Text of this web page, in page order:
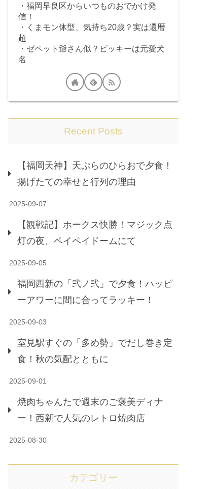
・福岡早良区からいつものおでかけ発
信！
・くまモン体型、気持ち20歳？実は還暦
超
・ゼペット爺さん似？ビッキーは元愛犬
名
Recent Posts
【福岡天神】天ぷらのひらおで夕食！
揚げたての幸せと行列の理由
2025-09-07
【観戦記】ホークス快勝！マジック点
灯の夜、ペイペイドームにて
2025-09-05
福岡西新の「弐ノ弐」で夕食！ハッピ
ーアワーに間に合ってラッキー！
2025-09-03
室見駅すぐの「多め勢」でだし巻き定
食！秋の気配とともに
2025-09-01
焼肉ちゃんたで週末のご褒美ディナ
ー！西新で人気のレトロ焼肉店
2025-08-30
カテゴリー